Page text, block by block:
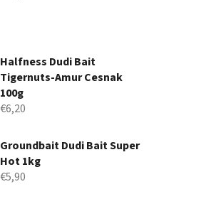
Halfness Dudi Bait
Tigernuts-Amur Cesnak
100g
€6,20
Groundbait Dudi Bait Super
Hot 1kg
€5,90